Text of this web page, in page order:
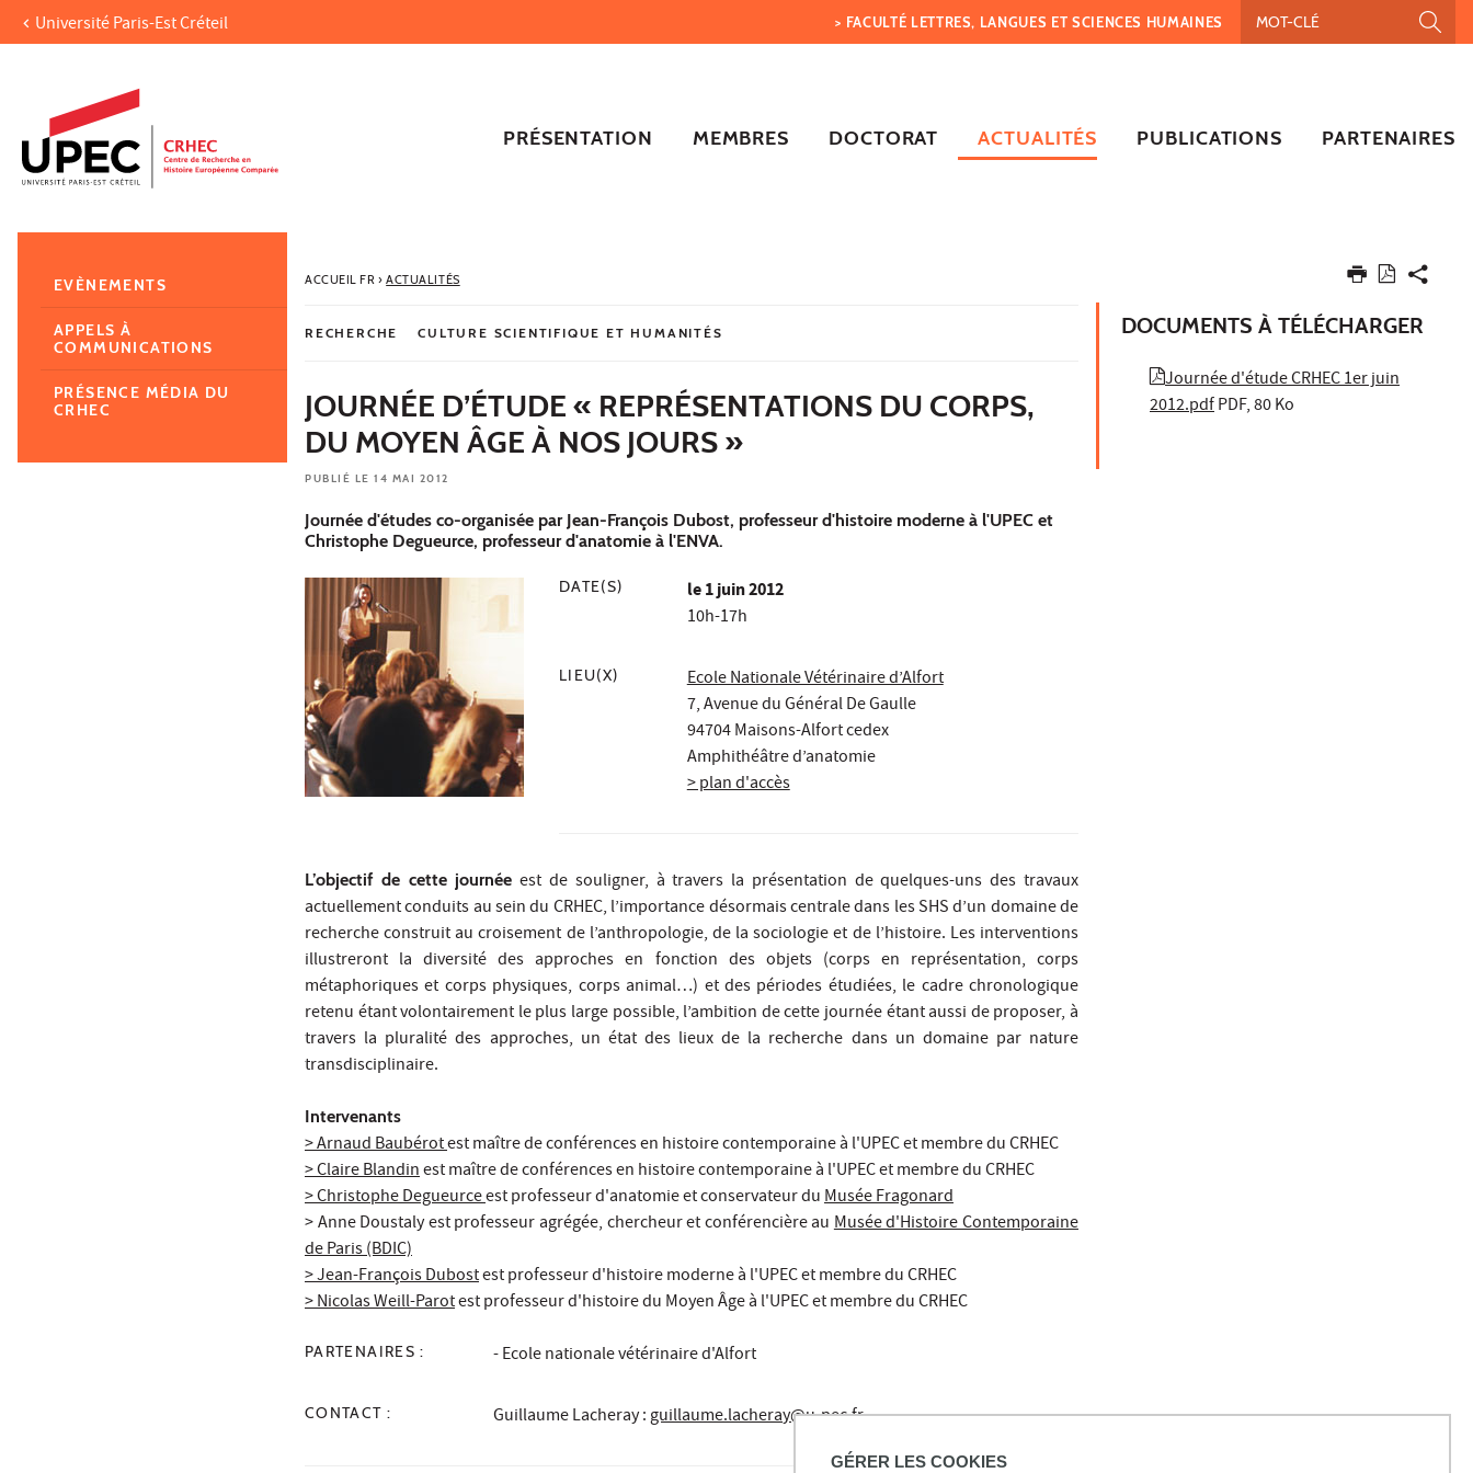
GÉRER LES COOKIES
Aller au contenu
Recherche
Navigation secondaire
Université Paris-Est Créteil > FACULTÉ LETTRES, LANGUES ET SCIENCES HUMAINES
PRÉSENTATION MEMBRES DOCTORAT ACTUALITÉS PUBLICATIONS PARTENAIRES
ACCUEIL FR› ACTUALITÉS
RECHERCHE CULTURE SCIENTIFIQUE ET HUMANITÉS
JOURNÉE D’ÉTUDE « REPRÉSENTATIONS DU CORPS,
DU MOYEN ÂGE À NOS JOURS »
PUBLIÉ LE 14 MAI 2012
Journée d'études co-organisée par Jean-François Dubost, professeur d'histoire moderne à l'UPEC et
Christophe Degueurce, professeur d'anatomie à l'ENVA.
DATE(S) le1 juin 2012
10h-17h
LIEU(X)
Ecole Nationale Vétérinaire d’Alfort
7, Avenue du Général De Gaulle
94704 Maisons-Alfort cedex
Amphithéâtre d’anatomie
> plan d'accès
L’objectif de cette journée est de souligner, à travers la présentation de quelques-uns des travaux
actuellement conduits au sein du CRHEC, l’importance désormais centrale dans les SHS d’un domaine de
recherche construit au croisement de l’anthropologie, de la sociologie et de l’histoire. Les interventions
illustreront la diversité des approches en fonction des objets (corps en représentation, corps
métaphoriques et corps physiques, corps animal…) et des périodes étudiées, le cadre chronologique
retenu étant volontairement le plus large possible, l’ambition de cette journée étant aussi de proposer, à
travers la pluralité des approches, un état des lieux de la recherche dans un domaine par nature
transdisciplinaire.
Intervenants
> Arnaud Baubérotest maître de conférences en histoire contemporaine à l'UPEC et membre du CRHEC
> Claire Blandinest maître de conférences en histoire contemporaine à l'UPEC et membre du CRHEC
> Christophe Degueurceest professeur d'anatomie et conservateur duMusée Fragonard
> Anne Doustaly est professeur agrégée, chercheur et conférencière auMusée d'Histoire Contemporaine
de Paris (BDIC)
> Jean-François Dubostest professeur d'histoire moderne à l'UPEC et membre du CRHEC
> Nicolas Weill-Parotest professeur d'histoire du Moyen Âge à l'UPEC et membre du CRHEC
PARTENAIRES : - Ecole nationale vétérinaire d'Alfort
CONTACT : Guillaume Lacheray:guillaume.lacheray@u-pec.fr
DOCUMENTS À TÉLÉCHARGER
Journée d'étude CRHEC 1er juin
2012.pdfPDF, 80 Ko
EVÈNEMENTS
APPELS À
COMMUNICATIONS
PRÉSENCE MÉDIA DU
CRHEC